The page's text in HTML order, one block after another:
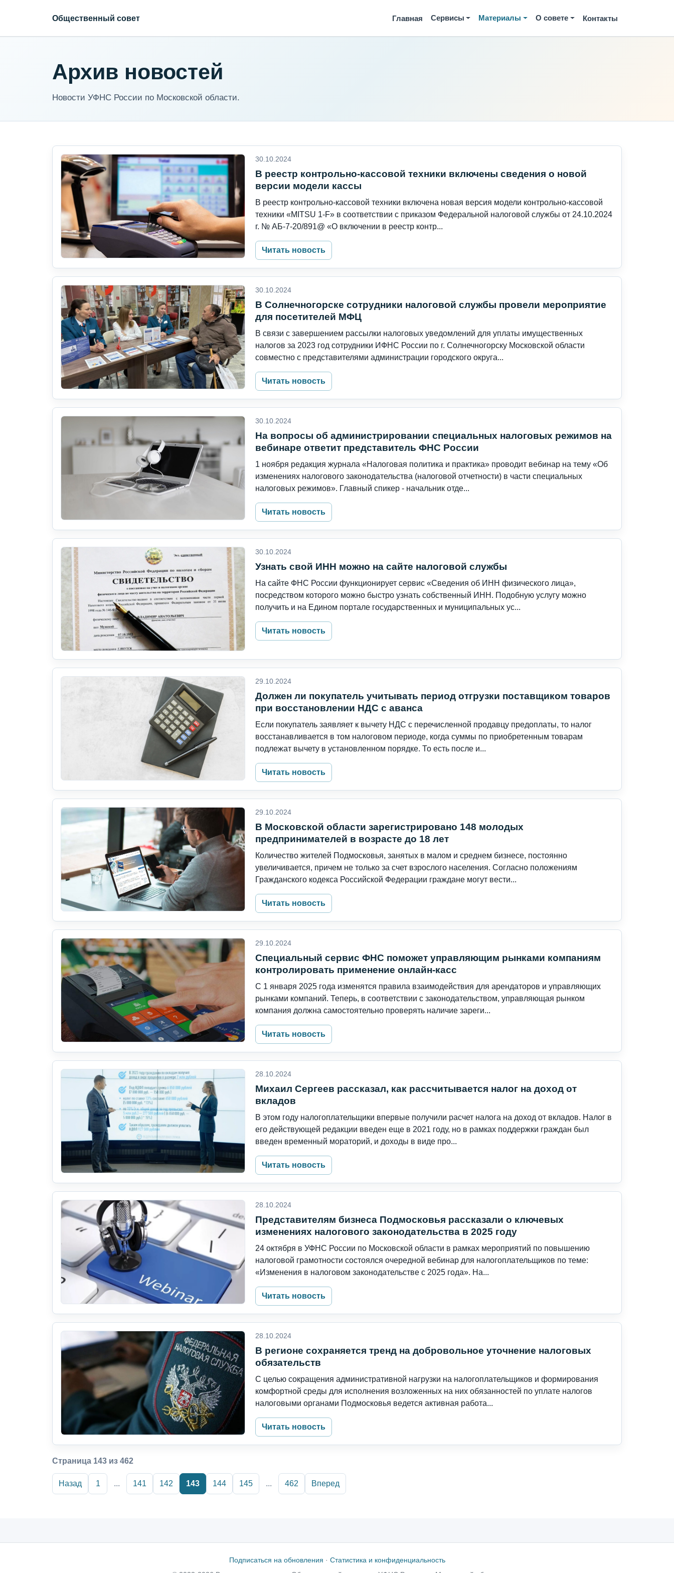
Общественный совет Главная Сервисы Материалы О совете Контакты
Архив новостей
Новости УФНС России по Московской области.
30.10.2024
В реестр контрольно-кассовой техники включены сведения о новой
версии модели кассы
В реестр контрольно-кассовой техники включена новая версия модели контрольно-кассовой
техники «MITSU 1-F» в соответствии с приказом Федеральной налоговой службы от 24.10.2024
г. № АБ-7-20/891@ «О включении в реестр контр...
Читать новость
30.10.2024
В Солнечногорске сотрудники налоговой службы провели мероприятие
для посетителей МФЦ
В связи с завершением рассылки налоговых уведомлений для уплаты имущественных
налогов за 2023 год сотрудники ИФНС России по г. Солнечногорску Московской области
совместно с представителями администрации городского округа...
Читать новость
30.10.2024
На вопросы об администрировании специальных налоговых режимов на
вебинаре ответит представитель ФНС России
1 ноября редакция журнала «Налоговая политика и практика» проводит вебинар на тему «Об
изменениях налогового законодательства (налоговой отчетности) в части специальных
налоговых режимов». Главный спикер - начальник отде...
Читать новость
30.10.2024
Узнать свой ИНН можно на сайте налоговой службы
На сайте ФНС России функционирует сервис «Сведения об ИНН физического лица»,
посредством которого можно быстро узнать собственный ИНН. Подобную услугу можно
получить и на Едином портале государственных и муниципальных ус...
Читать новость
29.10.2024
Должен ли покупатель учитывать период отгрузки поставщиком товаров
при восстановлении НДС с аванса
Если покупатель заявляет к вычету НДС с перечисленной продавцу предоплаты, то налог
восстанавливается в том налоговом периоде, когда суммы по приобретенным товарам
подлежат вычету в установленном порядке. То есть после и...
Читать новость
29.10.2024
В Московской области зарегистрировано 148 молодых
предпринимателей в возрасте до 18 лет
Количество жителей Подмосковья, занятых в малом и среднем бизнесе, постоянно
увеличивается, причем не только за счет взрослого населения. Согласно положениям
Гражданского кодекса Российской Федерации граждане могут вести...
Читать новость
29.10.2024
Специальный сервис ФНС поможет управляющим рынками компаниям
контролировать применение онлайн-касс
С 1 января 2025 года изменятся правила взаимодействия для арендаторов и управляющих
рынками компаний. Теперь, в соответствии с законодательством, управляющая рынком
компания должна самостоятельно проверять наличие зареги...
Читать новость
28.10.2024
Михаил Сергеев рассказал, как рассчитывается налог на доход от
вкладов
В этом году налогоплательщики впервые получили расчет налога на доход от вкладов. Налог в
его действующей редакции введен еще в 2021 году, но в рамках поддержки граждан был
введен временный мораторий, и доходы в виде про...
Читать новость
28.10.2024
Представителям бизнеса Подмосковья рассказали о ключевых
изменениях налогового законодательства в 2025 году
24 октября в УФНС России по Московской области в рамках мероприятий по повышению
налоговой грамотности состоялся очередной вебинар для налогоплательщиков по теме:
«Изменения в налоговом законодательстве с 2025 года». На...
Читать новость
28.10.2024
В регионе сохраняется тренд на добровольное уточнение налоговых
обязательств
С целью сокращения административной нагрузки на налогоплательщиков и формирования
комфортной среды для исполнения возложенных на них обязанностей по уплате налогов
налоговыми органами Подмосковья ведется активная работа...
Читать новость
Страница 143 из 462
Назад 1 ... 141 142 143 144 145 ... 462 Вперед
Подписаться на обновления · Статистика и конфиденциальность